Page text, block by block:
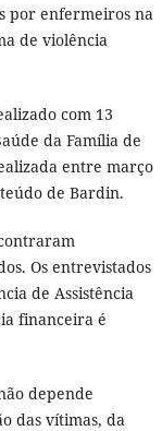
por enfermeiros na
de violência
com 13
da Família de
entre março
de Bardin.
Os entrevistados
de Assistência
financeira é
depende
das vítimas, da